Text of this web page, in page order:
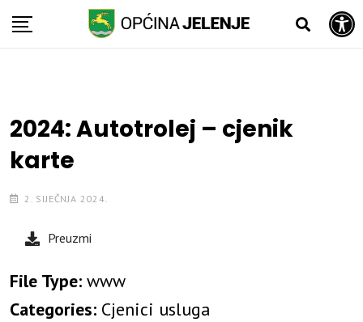
Open toolbar
Skip
2024: Autotrolej – cjenik
karte
2. SIJEČNJA 2024.
Preuzmi
File Type: www
Categories: Cjenici usluga